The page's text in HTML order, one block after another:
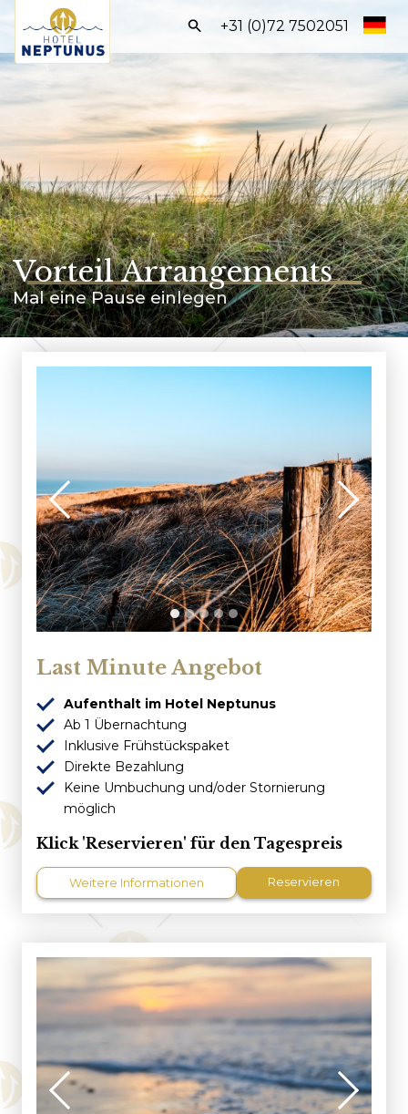
Frontend
search:
+31 (0)72 7502051
Zimmer
Arrangements
Einrichtungen
Entdecke Egmond
BUCHEN SIE DIREKT
Route
Vorteil Arrangements
Mal eine Pause einlegen
Last Minute Angebot
Aufenthalt im Hotel Neptunus
Ab 1 Übernachtung
Inklusive Frühstückspaket
Direkte Bezahlung
Keine Umbuchung und/oder Stornierung
möglich
Klick 'Reservieren' für den Tagespreis
Weitere Informationen Reservieren